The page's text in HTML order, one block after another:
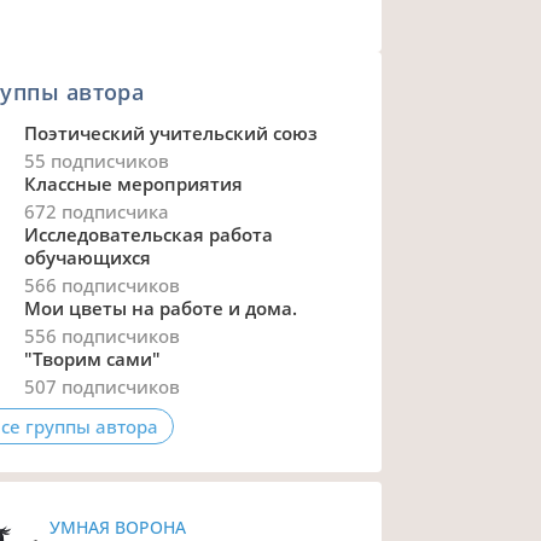
автора
Поэтический учительский союз
55 подписчиков
Классные мероприятия
672 подписчика
Исследовательская работа
обучающихся
566 подписчиков
Мои цветы на работе и дома.
556 подписчиков
"Творим сами"
507 подписчиков
группы автора
УМНАЯ ВОРОНА